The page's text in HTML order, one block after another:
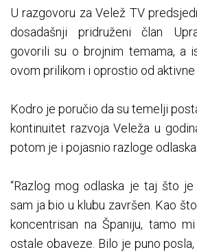
U razgovoru za Velež TV
dosadašnji pridruženi član
govorili su o brojnim temama, a
ovom prilikom i oprostio od aktivne
Kodro je poručio da su temelji
kontinuitet razvoja Veleža u
potom je i pojasnio razloge odlaska.
“Razlog mog odlaska je taj što
sam ja bio u klubu završen. Kao
koncentrisan na Španiju, tamo
ostale obaveze. Bilo je puno